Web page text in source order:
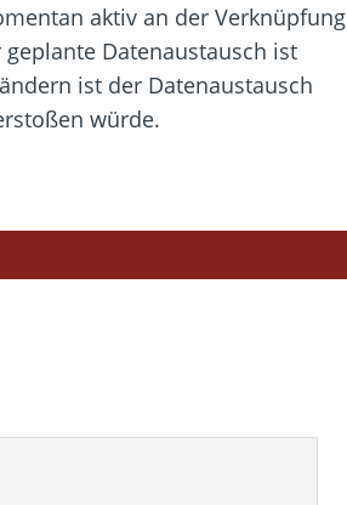
aktiv an der Verknüpfung
Datenaustausch ist
ist der Datenaustausch
würde.